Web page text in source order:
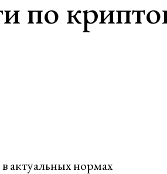
по
актуальных нормах